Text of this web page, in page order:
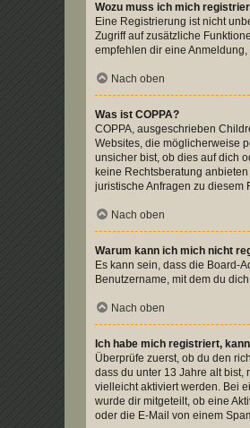
Wozu muss ich mich
Eine Registrierung ist nicht
Zugriff auf zusätzliche
empfehlen dir eine
Nach oben
Was ist COPPA?
COPPA, ausgeschrieben
Websites, die möglicherweise
unsicher bist, ob dies auf dich
keine Rechtsberatung
juristische Anfragen zu diesem
Nach oben
Warum kann ich mich nicht
Es kann sein, dass die Board-
Benutzername, mit dem du
Nach oben
Ich habe mich registriert,
Überprüfe zuerst, ob du den
dass du unter 13 Jahre alt bist,
vielleicht aktiviert werden. Bei
wurde dir mitgeteilt, ob eine
oder die E-Mail von einem